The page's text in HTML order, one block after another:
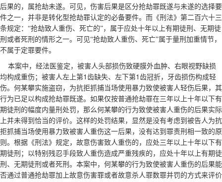
后果的，属抢劫未遂。可见，伤害后果是区分抢劫罪既遂与未遂的选择要
件之一，并非是转化型抢劫罪认定的必备要件。而《刑法》第二百六十三
条规定：“抢劫致人重伤、死亡的”，属于应处十年以上有期徒刑、无期徒
刑或者死刑的情形之一。可见“抢劫致人重伤、死亡”属于量刑加重情节，
不属于定罪要件。
本案中，经法医鉴定，被害人头部损伤致硬膜外血肿、右眼视野缺损
均构成重伤；被害人左上第1 齿缺失、左下第1 齿冠折，牙齿损伤构成轻
伤。何某攀实施盗窃，为抗拒抓捕当场使用暴力致使被害人轻伤后果，其
行为已足以构成抢劫罪既遂。如果仅按普通抢劫罪在三年以上十年以下有
期徒刑的幅度内量刑处罚，那么何某攀的行为致使被害人重伤的后果实际
上并未得到恰当的评价。这样的处罚结果，显然是没有考虑到被告人为抗
拒抓捕当场使用暴力致被害人重伤这一后果，没有达到罪责刑相一致的原
则。根据《刑法》规定，故意伤害致人重伤的，应处三年以上十年以下有
期徒刑；以特别残忍手段致人重伤造成严重残疾的，应处十年以上有期徒
刑、无期徒刑或者死刑。本案中，何某攀的行为致使被害人重伤的后果能
否通过普通抢劫罪加上故意伤害罪或者故意杀人罪数罪并罚的方式来评价